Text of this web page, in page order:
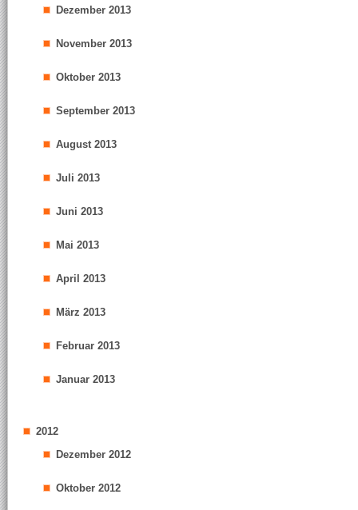
Dezember 2013
November 2013
Oktober 2013
September 2013
August 2013
Juli 2013
Juni 2013
Mai 2013
April 2013
März 2013
Februar 2013
Januar 2013
2012
Dezember 2012
Oktober 2012